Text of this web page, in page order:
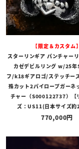
【限定＆カスタム】
スターリンギア パンチャー
カゼデビルリング w/25年
フ/k18ギアロゴ/ステッチー
殊カット2パイロープガーネ
チャー（S000122737）【
ズ：US11(日本サイズ約
770,000